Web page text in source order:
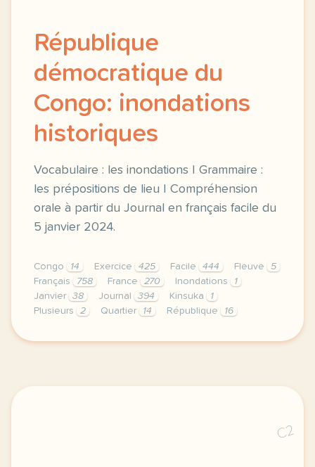
République
démocratique du
Congo: inondations
historiques
Vocabulaire : les inondations | Grammaire :
les prépositions de lieu | Compréhension
orale à partir du Journal en français facile du
5 janvier 2024.
Congo 14 Exercice 425 Facile 444 Fleuve
5
Français
758 France 270 Inondations
1
Janvier
38 Journal 394 Kinsuka
1
Plusieurs
2 Quartier 14 République 16
exercice b1 republique democratique du congo
C2